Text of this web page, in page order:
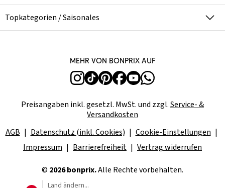
Topkategorien / Saisonales
Mehr von bonprix auf
Preisangaben inkl. gesetzl. MwSt. und zzgl.Service- &
Versandkosten
AGB
Datenschutz (inkl. Cookies)
Cookie-Einstellungen
Impressum
Barrierefreiheit Vertrag widerrufen
© 2026 bonprix.Alle Rechte vorbehalten.
Land ändern...